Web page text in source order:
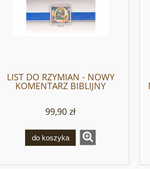
LIST DO RZYMIAN - NOWY
KOMENTARZ BIBLIJNY
99,90 zł
do koszyka